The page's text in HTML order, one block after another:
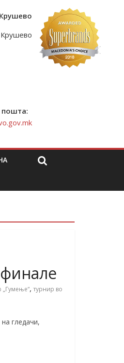
пошта:
„Гумење“, турнир во
гледачи,